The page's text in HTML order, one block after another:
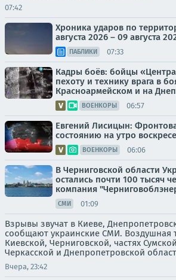
07:42
Хроника ударов по
августа 2026 – 09 августа
ПАБЛИКИ 07:33
Кадры боёв: бойцы
пехоту и технику врага в
Красноармейском и на
ВОЕНКОРЫ 06:57
Евгений Лисицын:
состоянию на утро
ВОЕНКОРЫ 06:06
В Черниговской области
остались почти 100 тысяч
компания
СМИ 01:09
Взрывы звучат в Киеве,
сообщают украинские СМИ. Воздушная
Киевской, Черниговской, частях
Черкасской и Днепропетровской
Вчера, 23:42